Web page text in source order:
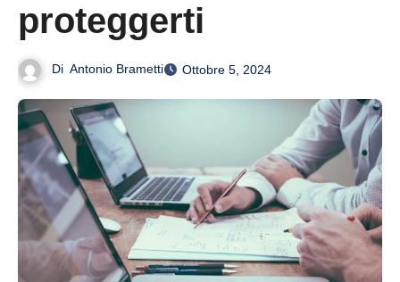
proteggerti
Di Antonio Brametti Ottobre 5, 2024